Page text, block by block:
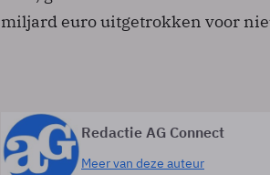
miljard euro uitgetrokken voor
Redactie AG Connect
Meer van deze auteur